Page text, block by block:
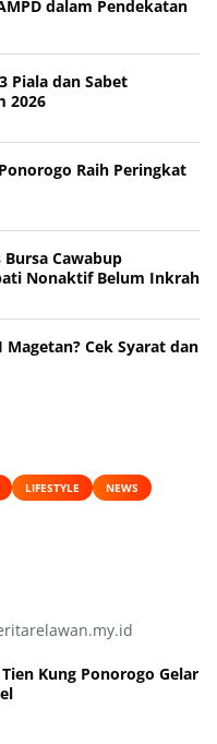
dalam Pendekatan
Piala dan Sabet
2026
Raih Peringkat
Cawabup
Nonaktif Belum Inkrah
Cek Syarat dan
LIFESTYLE
NEWS
Kung Ponorogo Gelar